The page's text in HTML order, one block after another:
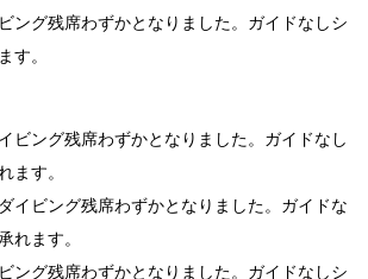
ング残席わずかとなりました。ガイドなしシ
す。
ビング残席わずかとなりました。ガイドなし
ます。
イビング残席わずかとなりました。ガイドな
れます。
ング残席わずかとなりました。ガイドなしシ